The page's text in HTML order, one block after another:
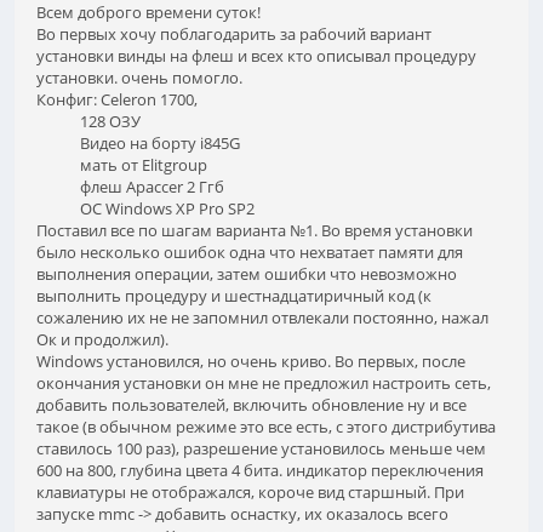
Всем доброго времени суток!
Во первых хочу поблагодарить за рабочий вариант
установки винды на флеш и всех кто описывал процедуру
установки. очень помогло.
Конфиг: Celeron 1700,
128 ОЗУ
Видео на борту i845G
мать от Elitgroup
флеш Apaccer 2 Ггб
ОС Windows XP Pro SP2
Поставил все по шагам варианта №1. Во время установки
было несколько ошибок одна что нехватает памяти для
выполнения операции, затем ошибки что невозможно
выполнить процедуру и шестнадцатиричный код (к
сожалению их не не запомнил отвлекали постоянно, нажал
Ок и продолжил).
Windows установился, но очень криво. Во первых, после
окончания установки он мне не предложил настроить сеть,
добавить пользователей, включить обновление ну и все
такое (в обычном режиме это все есть, с этого дистрибутива
ставилось 100 раз), разрешение установилось меньше чем
600 на 800, глубина цвета 4 бита. индикатор переключения
клавиатуры не отображался, короче вид старшный. При
запуске mmc -> добавить оснастку, их оказалось всего